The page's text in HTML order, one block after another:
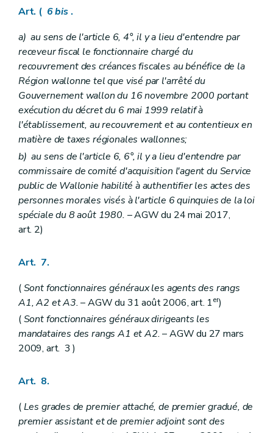
Section première
Art. 234
Art. 235
Art. 236
Art.237
Section II Des services admissibles.
Art. 238
Art. 239
Art. 240
Art. 241
Art. 242
Art. 243
Section III Du calcul et du paiement du traitement.
Art. 244
Art. 245
Art. 246
Art. 247
Section IV Du traitement en cas de congés pour prestations réduites justifiées par des raisons sociales ou familiales (... –AGW du 27 mars 2009, art. 106)
Art. 252
Art. 253
Art. 254
Art. 255
Chapitre IV De l'allocation de foyer ou de résidence
Art. 256
Art. 257
Chapitre V Du pécule de vacances
Art. 261
Art. 262
Art. ( 6bis .
a) au sens de l'article 6, 4°, il y a lieu d'entendre par
receveur fiscal le fonctionnaire chargé du
recouvrement des créances fiscales au bénéfice de la
Région wallonne tel que visé par l'arrêté du
Gouvernement wallon du 16 novembre 2000 portant
exécution du décret du 6 mai 1999 relatif à
l'établissement, au recouvrement et au contentieux en
matière de taxes régionales wallonnes;
b) au sens de l'article 6, 6°, il y a lieu d'entendre par
commissaire de comité d'acquisition l'agent du Service
public de Wallonie habilité à authentifier les actes des
personnes morales visés à l'article 6quinquiesde la loi
spéciale du 8 août 1980. – AGW du 24 mai 2017,
art. 2)
Art. 7.
(Sont fonctionnaires généraux les agents des rangs
A1, A2 et A3.– AGW du 31 août 2006, art. 1er)
(Sont fonctionnaires généraux dirigeants les
mandataires des rangs A1 et A2.– AGW du 27 mars
2009, art. 3 )
Art. 8.
(Les grades de premier attaché, de premier gradué, de
premier assistant et de premier adjoint sont des